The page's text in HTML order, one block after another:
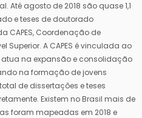
agosto de 2018 são quase 1,1
e teses de doutorado
CAPES, Coordenação de
Superior. A CAPES é vinculada ao
na expansão e consolidação
na formação de jovens
de dissertações e teses
Existem no Brasil mais de
foram mapeadas em 2018 e